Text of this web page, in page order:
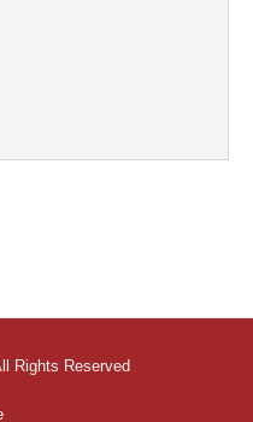
Rights Reserved